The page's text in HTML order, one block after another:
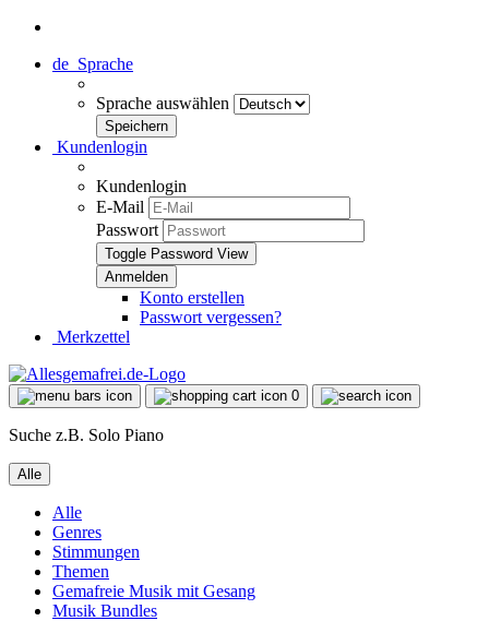
de Sprache
Sprache auswählen
Kundenlogin
Kundenlogin
E-Mail
Passwort
Toggle Password View
Konto erstellen
Passwort vergessen?
Merkzettel
0
Suche z.B. Solo Piano
Alle
Alle
Genres
Stimmungen
Themen
Gemafreie Musik mit Gesang
Musik Bundles